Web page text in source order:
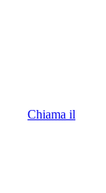
Chiama il